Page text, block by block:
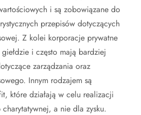
i są zobowiązane do
przepisów dotyczących
Z kolei korporacje prywatne
i często mają bardziej
zarządzania oraz
Innym rodzajem są
które działają w celu realizacji
charytatywnej, a nie dla zysku.